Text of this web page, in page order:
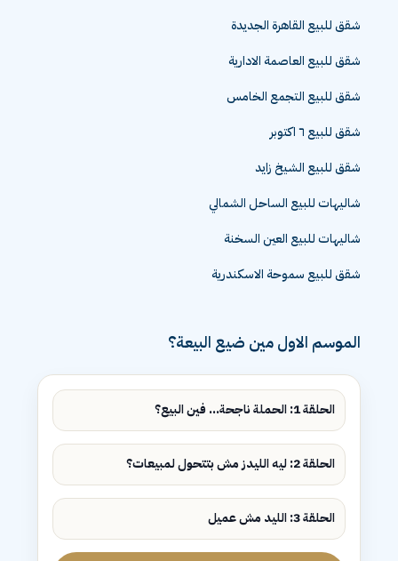
شقق للبيع القاهرة الجديدة
شقق للبيع العاصمة الادارية
شقق للبيع التجمع الخامس
شقق للبيع ٦ اكتوبر
شقق للبيع الشيخ زايد
شاليهات للبيع الساحل الشمالي
شاليهات للبيع العين السخنة
شقق للبيع سموحة الاسكندرية
الموسم الاول مين ضيع البيعة؟
الحلقة 1: الحملة ناجحة... فين البيع؟
الحلقة 2: ليه الليدز مش بتتحول لمبيعات؟
الحلقة 3: الليد مش عميل